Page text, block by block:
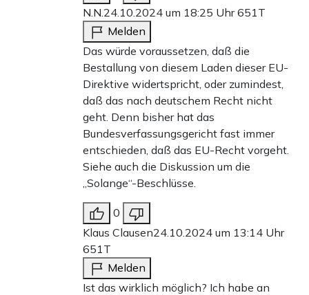
N.N. 24.10.2024 um 18:25 Uhr651T
Melden
Das würde voraussetzen, daß die
Bestallung von diesem Laden dieser EU-
Direktive widertspricht, oder zumindest,
daß das nach deutschem Recht nicht
geht. Denn bisher hat das
Bundesverfassungsgericht fast immer
entschieden, daß das EU-Recht vorgeht.
Siehe auch die Diskussion um die
„Solange“-Beschlüsse.
0
Klaus Clausen24.10.2024 um 13:14 Uhr
651T
Melden
Ist das wirklich möglich? Ich habe an